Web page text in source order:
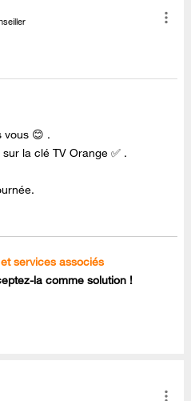
vous 😊 .
la clé TV Orange ✅ .
services associés
la comme solution !